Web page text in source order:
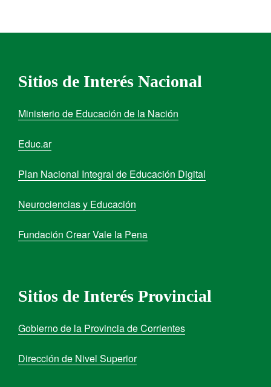
Sitios de Interés Nacional
Ministerio de Educación de la Nación
Educ.ar
Plan Nacional Integral de Educación Digital
Neurociencias y Educación
Fundación Crear Vale la Pena
Sitios de Interés Provincial
Gobierno de la Provincia de Corrientes
Dirección de Nivel Superior